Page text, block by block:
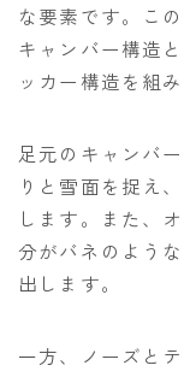
な要素です。こ
キャンバー構造
ッカー構造を組
足元のキャンバ
りと雪面を捉え
します。また、
分がバネのよう
出します。
一方、ノーズと